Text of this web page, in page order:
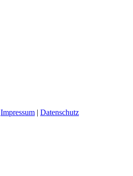
Impressum | Datenschutz